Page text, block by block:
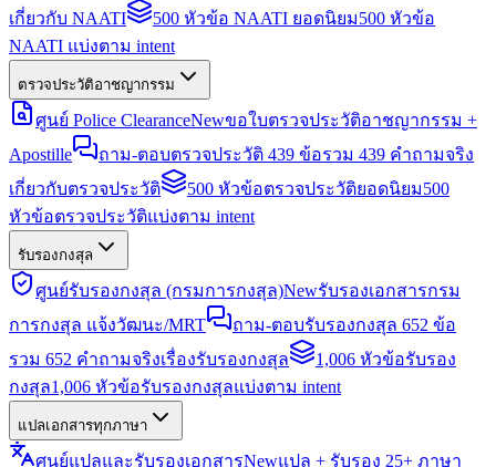
เกี่ยวกับ NAATI
500 หัวข้อ NAATI ยอดนิยม500 หัวข้อ
NAATI แบ่งตาม intent
ตรวจประวัติอาชญากรรม
ศูนย์ Police ClearanceNewขอใบตรวจประวัติอาชญากรรม +
Apostille
ถาม-ตอบตรวจประวัติ 439 ข้อรวม 439 คำถามจริง
เกี่ยวกับตรวจประวัติ
500 หัวข้อตรวจประวัติยอดนิยม500
หัวข้อตรวจประวัติแบ่งตาม intent
รับรองกงสุล
ศูนย์รับรองกงสุล (กรมการกงสุล)Newรับรองเอกสารกรม
การกงสุล แจ้งวัฒนะ/MRT
ถาม-ตอบรับรองกงสุล 652 ข้อ
รวม 652 คำถามจริงเรื่องรับรองกงสุล
1,006 หัวข้อรับรอง
กงสุล1,006 หัวข้อรับรองกงสุลแบ่งตาม intent
แปลเอกสารทุกภาษา
ศูนย์แปลและรับรองเอกสารNewแปล + รับรอง 25+ ภาษา